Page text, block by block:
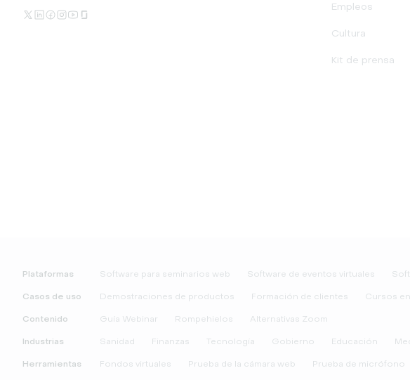
Empleos
Cultura
Kit de prensa
Plataformas Software para seminarios web Software de eventos virtuales
Casos de uso Demostraciones de productos Formación de clientes Cursos
Contenido Guía Webinar Rompehielos Alternativas Zoom
Industrias Sanidad Finanzas Tecnología Gobierno Educación
Herramientas Fondos virtuales Prueba de la cámara web Prueba de micrófono